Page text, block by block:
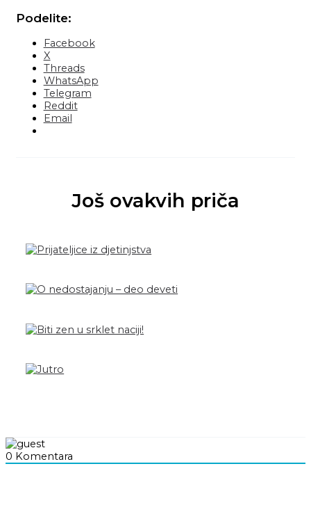
Podelite:
Facebook
X
Threads
WhatsApp
Telegram
Reddit
Email
Još ovakvih priča
0 Komentara